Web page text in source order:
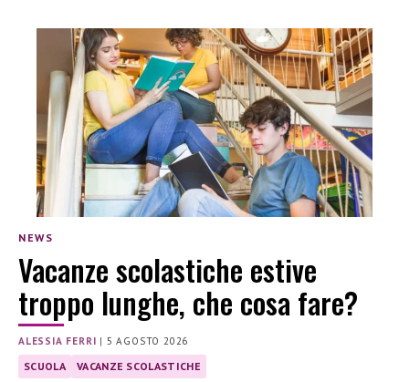
NEWS
Vacanze scolastiche estive
troppo lunghe, che cosa fare?
ALESSIA FERRI | 5 AGOSTO 2026
SCUOLA VACANZE SCOLASTICHE